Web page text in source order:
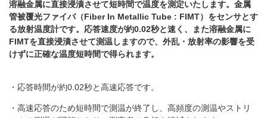
溶融金属に直接浸漬させて短時間で温度を測定いたします。金属
管被覆光ファイバ（Fiber In Metallic Tube : FIMT）をセンサとす
る放射温度計です。応答速度が約0.02秒と速く、また溶融金属に
FIMTを直接浸漬させて測温しますので、外乱・放射率の影響を受
けずに正確な温度短時間で得られます。
・応答時間が約0.02秒と高速応答です。
・高速応答のため短時間で測温が終了し、高頻度の測温やストリ